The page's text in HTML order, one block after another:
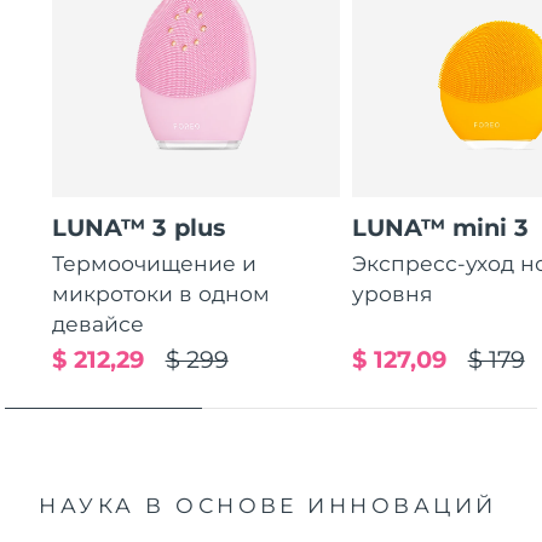
LUNA™ 3 plus
Термоочищение и
микротоки в одном
девайсе
$ 299
$ 212,29
LUNA™ mini 3
Экспресс-уход
уровня
$ 179
$ 127,09
НАУКА В ОСНОВЕ ИННОВАЦИЙ